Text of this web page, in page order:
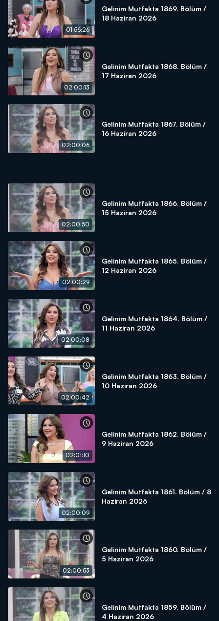
01:56:26
Gelinim Mutfakta 1869. Bölüm /
18 Haziran 2026
02:00:13
Gelinim Mutfakta 1868. Bölüm /
17 Haziran 2026
02:00:06
Gelinim Mutfakta 1867. Bölüm /
16 Haziran 2026
02:00:50
Gelinim Mutfakta 1866. Bölüm /
15 Haziran 2026
02:00:29
Gelinim Mutfakta 1865. Bölüm /
12 Haziran 2026
02:00:08
Gelinim Mutfakta 1864. Bölüm /
11 Haziran 2026
02:00:42
Gelinim Mutfakta 1863. Bölüm /
10 Haziran 2026
02:01:10
Gelinim Mutfakta 1862. Bölüm /
9 Haziran 2026
02:00:09
Gelinim Mutfakta 1861. Bölüm / 8
Haziran 2026
02:00:53
Gelinim Mutfakta 1860. Bölüm /
5 Haziran 2026
Gelinim Mutfakta 1859. Bölüm /
4 Haziran 2026